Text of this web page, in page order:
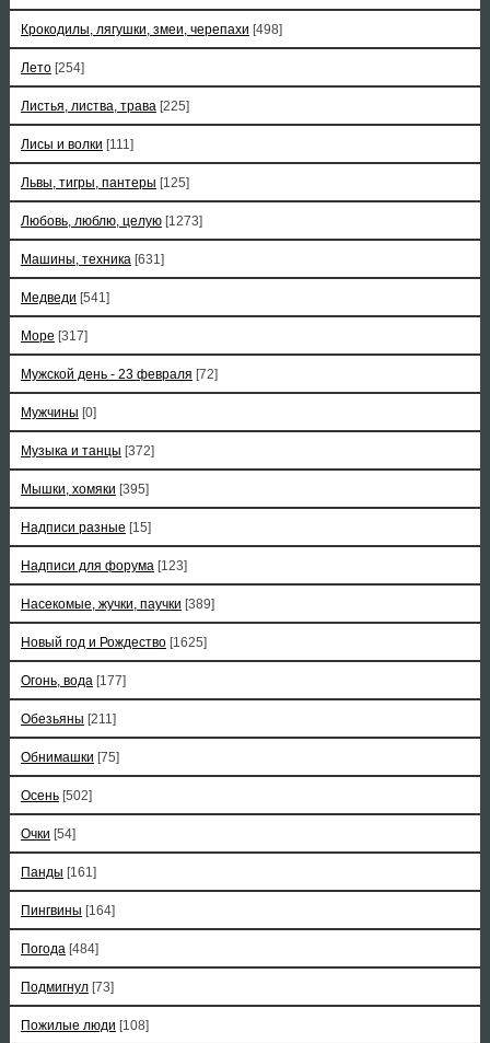
Крокодилы, лягушки, змеи, черепахи [498]
Лето [254]
Листья, листва, трава [225]
Лисы и волки [111]
Львы, тигры, пантеры [125]
Любовь, люблю, целую [1273]
Машины, техника [631]
Медведи [541]
Море [317]
Мужской день - 23 февраля [72]
Мужчины [0]
Музыка и танцы [372]
Мышки, хомяки [395]
Надписи разные [15]
Надписи для форума [123]
Насекомые, жучки, паучки [389]
Новый год и Рождество [1625]
Огонь, вода [177]
Обезьяны [211]
Обнимашки [75]
Осень [502]
Очки [54]
Панды [161]
Пингвины [164]
Погода [484]
Подмигнул [73]
Пожилые люди [108]